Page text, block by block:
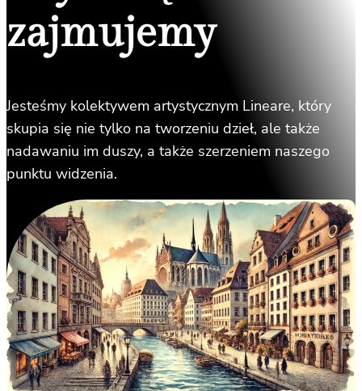
zajmujemy
Jesteśmy kolektywem artystycznym Lineare, który
skupia się nie tylko na tworzeniu dzieł, ale także
nadawaniu im duszy, a także szerzeniem naszego
punktu widzenia.